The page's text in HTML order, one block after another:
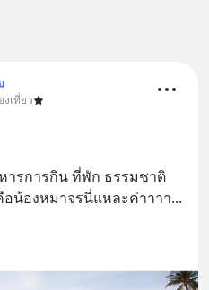
📣
ยาก ผมอยากแนะนำ
ามเครียด ลดความวิตกกังวล
นคลาย ซึ่งช่วยให้การนอน
ภาพมากยิ่งขึ้น 📍 สนใจ
เที่ยว
ารการกิน ที่พัก ธรรมชาติ
น้องหมาจรนี่แหละค่าาาา